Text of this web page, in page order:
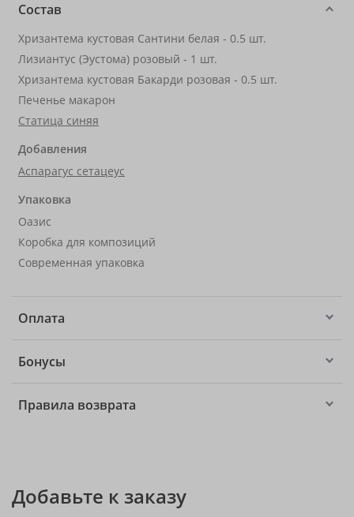
Состав
Хризантема кустовая Сантини белая - 0.5 шт.
Лизиантус (Эустома) розовый - 1 шт.
Хризантема кустовая Бакарди розовая - 0.5 шт.
Печенье макарон
Статица синяя
Добавления
Аспарагус сетацеус
Упаковка
Оазис
Коробка для композиций
Современная упаковка
Оплата
Бонусы
Правила возврата
Добавьте к заказу